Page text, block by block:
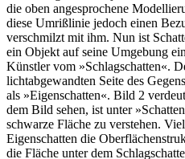
die oben angesprochene
diese Umrißlinie jedoch einen
verschmilzt mit ihm. Nun ist
ein Objekt auf seine Umgebung
Künstler vom »Schlagschatten«.
lichtabgewandten Seite des
als »Eigenschatten«. Bild 2
dem Bild sehen, ist unter
schwarze Fläche zu verstehen.
Eigenschatten die
die Fläche unter dem